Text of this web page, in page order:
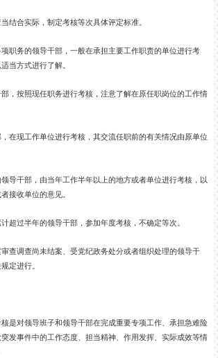
合实际，制定考核等次具体评定标准。
务的领导干部，一般在承担主要工作职责的单位进行考
当方式进行了解。
按照现任职务进行考核，注意了解在原任职岗位的工作情
现工作单位进行考核，其交流任职前的有关情况由原单位
干部，由当年工作半年以上的地方或者单位进行考核，以
接收单位的意见。
过半年的领导干部，参加年度考核，不确定等次。
调查尚未结案、受党纪政务处分或者组织处理的领导干
定进行。
对领导班子和领导干部在完成重要专项工作、承担急难险
发事件中的工作态度、担当精神、作用发挥、实际成效等情